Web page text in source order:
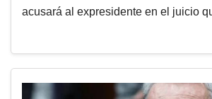
acusará al expresidente en el juicio